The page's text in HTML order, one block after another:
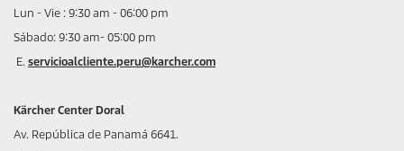
Lun - Vie : 9:30 am - 06:00 pm
Sábado: 9:30 am- 05:00 pm
E. servicioalcliente.peru@karcher.com
Kärcher Center Doral
Av. República de Panamá 6641.